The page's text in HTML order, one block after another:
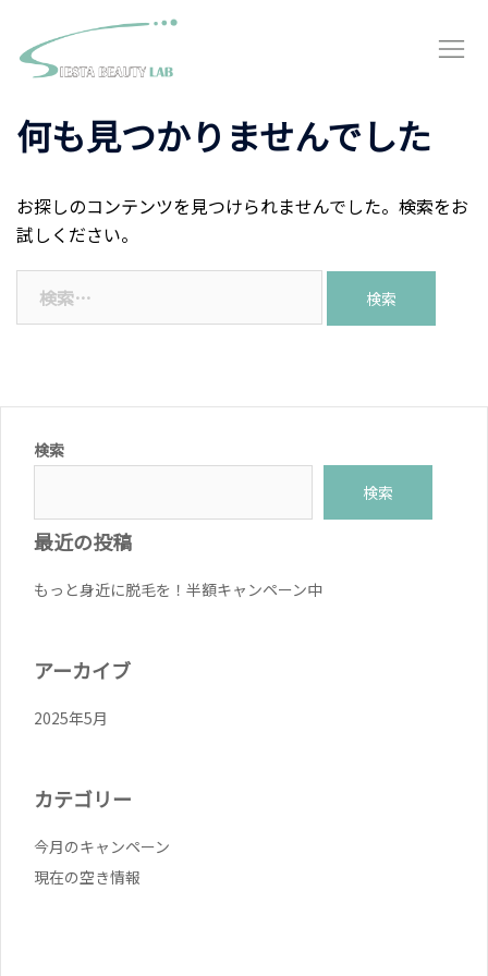
何も見つかりませんでした
お探しのコンテンツを見つけられませんでした。検索をお
試しください。
検索
検索
最近の投稿
もっと身近に脱毛を！半額キャンペーン中
アーカイブ
2025年5月
カテゴリー
今月のキャンペーン
現在の空き情報